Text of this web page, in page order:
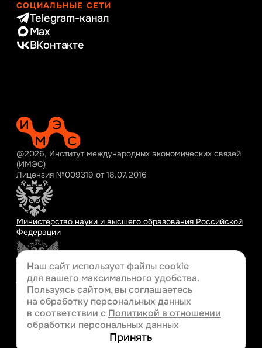
СОЦИАЛЬНЫЕ СЕТИ
Telegram-канал
Max
ВКонтакте
@2026, Институт международных экономических связей
(ИМЭС)
Лицензия №009319 от 18.07.2016
Министерство науки и высшего образования Российской
Федерации
Министерство просвещения Российской Федерации
Разработка сайта
Наш сайт использует файлы cookie
для вашего максимального удобства.
Пользуясь сайтом, вы соглашаетесь
на обработку персональных данных
в соответствии с Политикой в отношении
обработки персональных данных
Принять